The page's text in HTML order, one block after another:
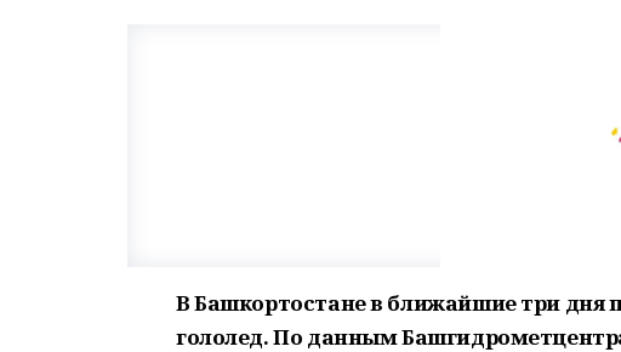
В Башкортостане в ближайшие три дня
гололед. По данным